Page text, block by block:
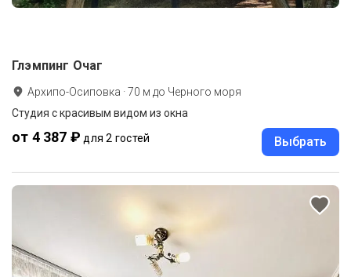
Глэмпинг Очаг
Архипо-Осиповка ·70 м до Черного моря
Студия с красивым видом из окна
от 4 387 ₽ для 2 гостей Выбрать